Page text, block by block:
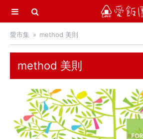
選單
首頁
愛市集商品館
中秋烤肉 / 生鮮
季節推薦 / 新品登場
活力早餐
愛市集 method 美則
method 美則